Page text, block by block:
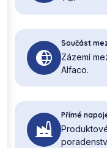
Součást
Zázemí
Alfaco.
Přímé